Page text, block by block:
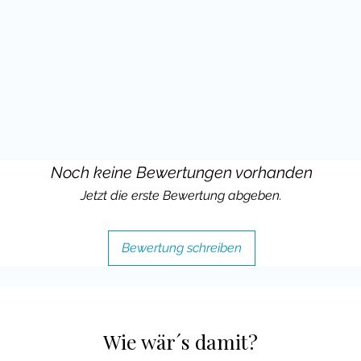
habe pink gewürfelt.“
dabei den Begriff.
die den Wortschatz
Einsatz in Klasse 1–4 und ist
Noch keine Bewertungen vorhanden
Jetzt die erste Bewertung abgeben.
Bewertung schreiben
Wie wär´s damit?